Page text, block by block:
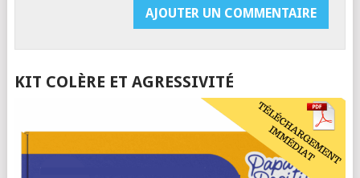
KIT COLÈRE ET AGRESSIVITÉ